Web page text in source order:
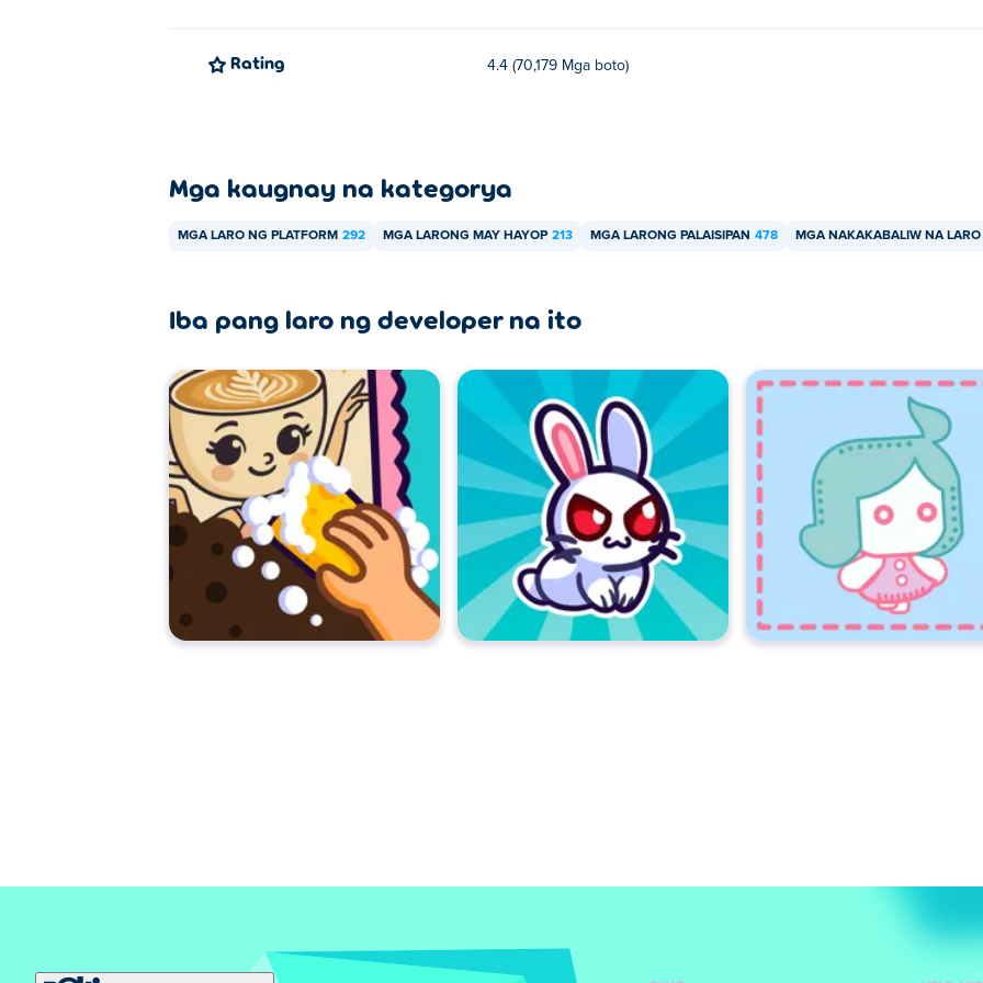
Rating 4.4 (70,179 Mga boto)
Mga kaugnay na kategorya
MGA LARO NG PLATFORM 292 MGA LARONG MAY HAYOP 213 MGA LARONG PALAISIPAN 478 MGA NAKAKABALIW NA LARO
Iba pang laro ng developer na ito